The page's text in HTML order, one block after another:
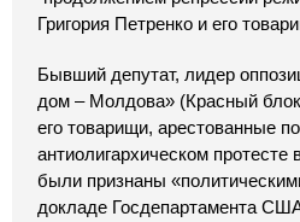
Григория Петренко и его
Бывший депутат, лидер
дом – Молдова» (Красный
его товарищи, арестованные
антиолигархическом протесте
были признаны
докладе Госдепартамента